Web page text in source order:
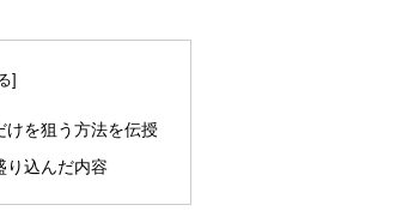
けを狙う方法を伝授
り込んだ内容